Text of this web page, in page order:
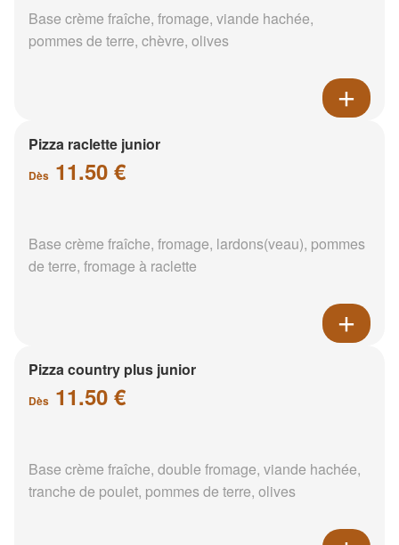
Base crème fraîche, fromage, viande hachée,
pommes de terre, chèvre, olives
Pizza raclette junior
Dès 11.50 €
Base crème fraîche, fromage, lardons(veau), pommes
de terre, fromage à raclette
Pizza country plus junior
Dès 11.50 €
Base crème fraîche, double fromage, viande hachée,
tranche de poulet, pommes de terre, olives